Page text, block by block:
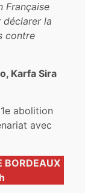
Française
déclarer la
contre
Karfa Sira
abolition
avec
BORDEAUX